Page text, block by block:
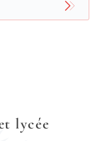

lycée